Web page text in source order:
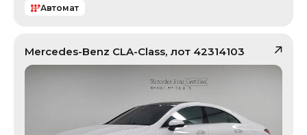
Автомат
Mercedes-Benz CLA-Class, лот 42314103